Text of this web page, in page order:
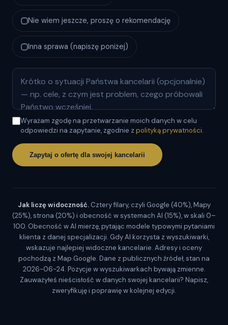
Nie wiem jeszcze, proszę o rekomendację
Inna sprawa (napiszę poniżej)
Wyrażam zgodę na przetwarzanie moich danych w celu
odpowiedzi na zapytanie, zgodnie z polityką prywatności.
Zapytaj o ofertę dla swojej kancelarii
Jak liczę widoczność.Cztery filary, czyli Google (40%), Mapy
(25%), strona (20%) i obecność w systemach AI (15%), w skali 0–
100. Obecność w AI mierzę, pytając modele typowymi pytaniami
klienta z danej specjalizacji. Gdy AI korzysta z wyszukiwarki,
wskazuje najlepiej widoczne kancelarie. Adresy i oceny
pochodzą z Map Google. Dane z publicznych źródeł, stan na
2026-06-24. Pozycje w wyszukiwarkach bywają zmienne.
Zauważyłeś nieścisłość w danych swojej kancelarii? Napisz,
zweryfikuję i poprawię w kolejnej edycji.